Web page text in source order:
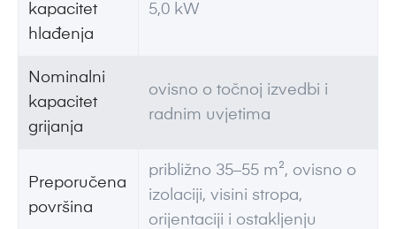
kapacitet
hlađenja
5,0 kW
Nominalni
kapacitet
grijanja
ovisno o točnoj izvedbi i
radnim uvjetima
Preporučena
površina
približno 35–55 m², ovisno o
izolaciji, visini stropa,
orijentaciji i ostakljenju